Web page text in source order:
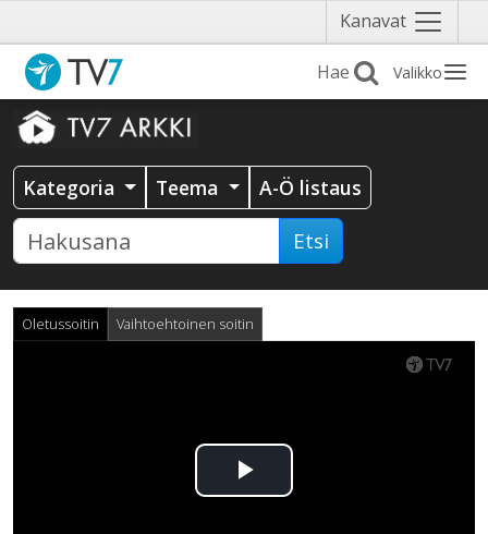
Kanavat Näytä
valikko
Valikko
Kategoria Teema A-Ö listaus
Etsi
Oletussoitin Vaihtoehtoinen soitin
Toista